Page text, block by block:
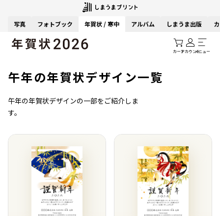
写真 フォトブック 年賀状 / 寒中 アルバム しまうま出版
カートアカウントメニュー
午年の年賀状デザイン一覧
午年の年賀状デザインの一部をご紹介しま
す。